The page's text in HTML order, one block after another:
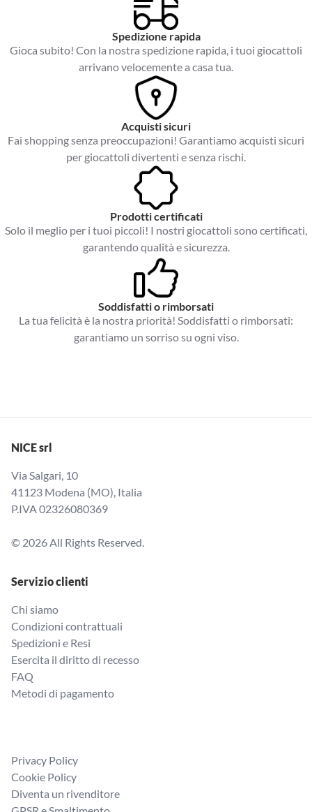
Spedizione rapida
Gioca subito! Con la nostra spedizione rapida, i tuoi giocattoli
arrivano velocemente a casa tua.
Acquisti sicuri
Fai shopping senza preoccupazioni! Garantiamo acquisti sicuri
per giocattoli divertenti e senza rischi.
Prodotti certificati
Solo il meglio per i tuoi piccoli! I nostri giocattoli sono certificati,
garantendo qualità e sicurezza.
Soddisfatti o rimborsati
La tua felicità è la nostra priorità! Soddisfatti o rimborsati:
garantiamo un sorriso su ogni viso.
NICE srl
Via Salgari, 10
41123 Modena (MO), Italia
P.IVA 02326080369
© 2026 All Rights Reserved.
Servizio clienti
Chi siamo
Condizioni contrattuali
Spedizioni e Resi
Esercita il diritto di recesso
FAQ
Metodi di pagamento
Privacy Policy
Cookie Policy
Diventa un rivenditore